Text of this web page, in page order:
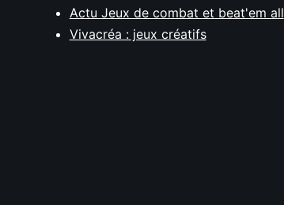
Actu Jeux de combat et beat'em all
Vivacréa : jeux créatifs